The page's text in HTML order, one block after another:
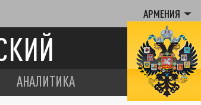
АРМЕНИЯ
АНАЛИТИКА